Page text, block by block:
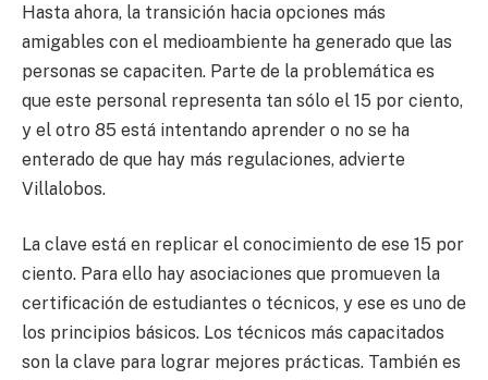
Hasta ahora, la transición hacia opciones más
amigables con el medioambiente ha generado que las
personas se capaciten. Parte de la problemática es
que este personal representa tan sólo el 15 por ciento,
y el otro 85 está intentando aprender o no se ha
enterado de que hay más regulaciones, advierte
Villalobos.
La clave está en replicar el conocimiento de ese 15 por
ciento. Para ello hay asociaciones que promueven la
certificación de estudiantes o técnicos, y ese es uno de
los principios básicos. Los técnicos más capacitados
son la clave para lograr mejores prácticas. También es